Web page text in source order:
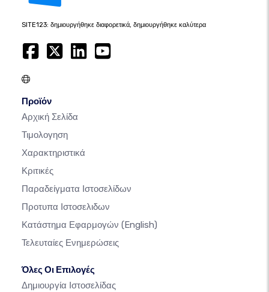
SITE123: δημιουργήθηκε διαφορετικά, δημιουργήθηκε καλύτερα
Προϊόν
Αρχική Σελίδα
Τιμολογηση
Χαρακτηριστικά
Κριτικές
Παραδείγματα Ιστοσελίδων
Προτυπα Ιστοσελιδων
Κατάστημα Εφαρμογών (English)
Τελευταίες Ενημερώσεις
Όλες Οι Επιλογές
Δημιουργία Ιστοσελίδας